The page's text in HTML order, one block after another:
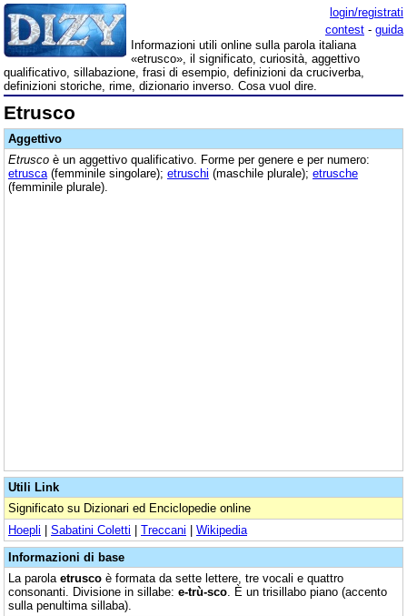
login/registrati
contest - guida
Informazioni utili online sulla parola italiana
«etrusco», il significato, curiosità, aggettivo
qualificativo, sillabazione, frasi di esempio, definizioni da cruciverba,
definizioni storiche, rime, dizionario inverso. Cosa vuol dire.
Etrusco
Aggettivo
Etrusco è un aggettivo qualificativo. Forme per genere e per numero:
etrusca (femminile singolare); etruschi (maschile plurale); etrusche
(femminile plurale).
Utili Link
Significato su Dizionari ed Enciclopedie online
Hoepli | Sabatini Coletti | Treccani | Wikipedia
Informazioni di base
La parola etrusco è formata da sette lettere, tre vocali e quattro
consonanti. Divisione in sillabe: e-trù-sco . È un trisillabo piano (accento
sulla penultima sillaba).